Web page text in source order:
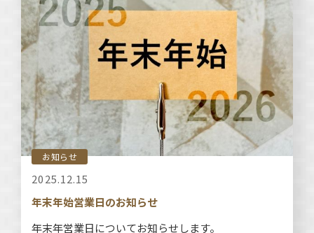
お知らせ
2025.12.15
年末年始営業日のお知らせ
年末年営業日についてお知らせします。